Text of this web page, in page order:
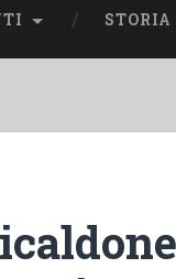
STORIA